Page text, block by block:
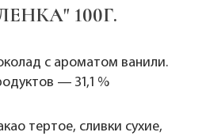
100Г.
с ароматом ванили.
— 31,1 %
тертое, сливки сухие,